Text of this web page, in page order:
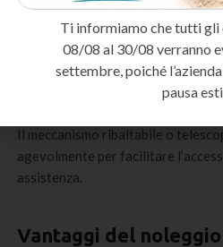
migliorando la sicurezza e il
degenza a casa.
Realizzate con materiali robusti e
sponde di contenimento si
Il meccanismo ribaltabile o
agevolmente per facilitare
assistenza.
Vantaggi del
Ti informiamo che tutti
08/08 al 30/08 verranno
settembre, poiché
pausa